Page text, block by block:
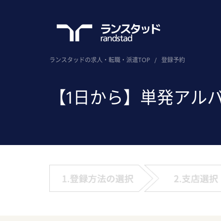
ランスタッドの求人・転職・派遣TOP / 登録予約
【1日から】単発アル